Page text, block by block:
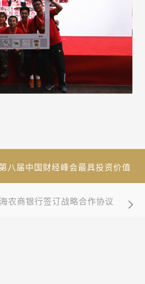
八届中国财经峰会最具投资价值
农商银行签订战略合作协议